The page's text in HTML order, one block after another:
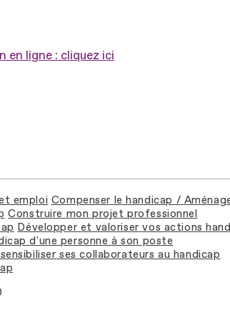
en ligne : cliquez ici
emploi Compenser le handicap /
Construire mon projet professionnel
Développer et valoriser vos actions
d'une personne à son poste
ses collaborateurs au handicap